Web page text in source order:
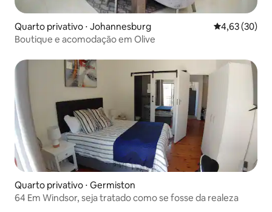
Quarto privativo ⋅ Johannesburg 4,63 de uma
4,63 (30)
Boutique e acomodação em Olive
Quarto privativo ⋅ Germiston
64 Em Windsor, seja tratado como se fosse da realeza